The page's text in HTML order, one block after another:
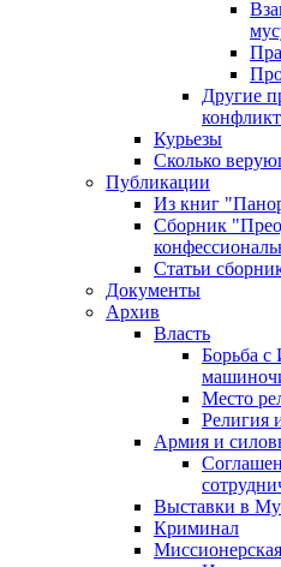
Другие
Курьезы
Сколько
Публикации
Из книг
Сборник
Статьи
Документы
Архив
Власть
Борьба
Место
Религия
Армия и
Выставки в
Криминал